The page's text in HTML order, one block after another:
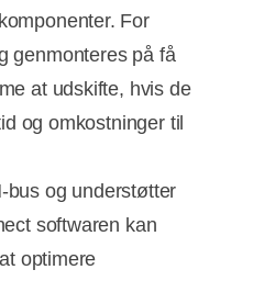
For
genmonteres på få
at udskifte, hvis de
og omkostninger til
bus og understøtter
softwaren kan
optimere